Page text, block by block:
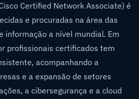
Certified Network Associate) é
e procuradas na área das
informação a nível mundial. Em
profissionais certificados tem
acompanhando a
e a expansão de setores
a cibersegurança e a cloud